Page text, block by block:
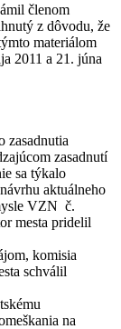
členom
z dôvodu, že
materiálom
2011 a 21. júna
zasadnutia
zasadnutí
sa týkalo
aktuálneho
VZN č.
mesta pridelil
komisia
schválil
na